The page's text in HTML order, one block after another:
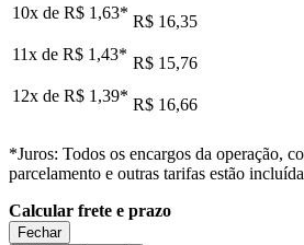
10x de R$ 1,63* R$ 16,35
11x de R$ 1,43* R$ 15,76
12x de R$ 1,39* R$ 16,66
*Juros: Todos os encargos da operação,
parcelamento e outras tarifas estão
Calcular frete e prazo
Fechar